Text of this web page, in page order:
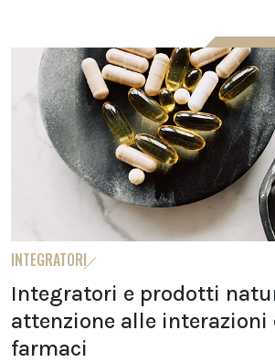
INTEGRATORI
Integratori e prodotti
attenzione alle interazioni
farmaci